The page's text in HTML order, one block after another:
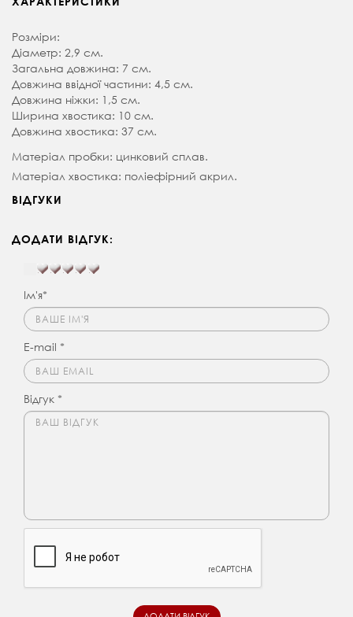
Розміри:
Діаметр: 2,9 см.
Загальна довжина: 7 см.
Довжина ввідної частини: 4,5 см.
Довжина ніжки: 1,5 см.
Ширина хвостика: 10 см.
Довжина хвостика: 37 см.
Матеріал пробки: цинковий сплав.
Матеріал хвостика: поліефірний акрил.
ВІДГУКИ
ДОДАТИ ВІДГУК:
Ім'я*
E-mail *
Відгук *